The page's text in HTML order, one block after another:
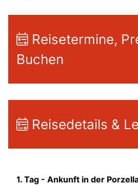
Reisetermine,
Buchen
Reisedetails &
1. Tag - Ankunft in der